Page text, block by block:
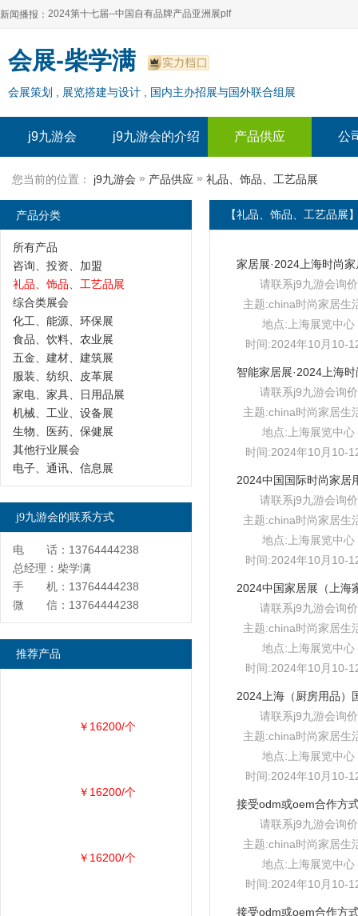
新闻播报：
2024上海自有品牌展--百货展|食品展 零售展|oem展
2024全球自有--品牌产品亚洲展（plf）
2024上海自有品牌展--2024上海oem 贴牌代加工展
2024第十七届--中国自有品牌产品亚洲展plf
2024全球自有--品牌产品亚洲展（plf）
2024年上海--第17届自有品牌展
会展-柴学满
会展策划 , 展览搭建与设计 , 国内主办招展与国外联合组展
j9九游会 j9九游会的介绍 产品供应 公
您当前的位置： j9九游会 » 产品供应 » 礼品、饰品、工艺品展
【礼品、饰品、工艺品展
请联系j9九游会询价
主题:china时尚家居生
地点:上海展览中心
时间:2024年10月10-
请联系j9九游会询价
主题:china时尚家居生
地点:上海展览中心
时间:2024年10月10-
请联系j9九游会询价
主题:china时尚家居生
地点:上海展览中心
时间:2024年10月10-
请联系j9九游会询价
主题:china时尚家居生
地点:上海展览中心
时间:2024年10月10-
请联系j9九游会询价
主题:china时尚家居生
地点:上海展览中心
时间:2024年10月10-
请联系j9九游会询价
主题:china时尚家居生
地点:上海展览中心
时间:2024年10月10-
产品分类
所有产品
咨询、投资、加盟
礼品、饰品、工艺品展
综合类展会
化工、能源、环保展
食品、饮料、农业展
五金、建材、建筑展
服装、纺织、皮革展
家电、家具、日用品展
机械、工业、设备展
生物、医药、保健展
其他行业展会
电子、通讯、信息展
j9九游会的联系方式
电 话：13764444238
总经理：柴学满
手 机：13764444238
微 信：13764444238
推荐产品
￥16200/个
￥16200/个
￥16200/个